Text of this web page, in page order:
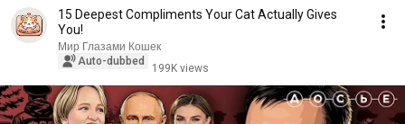
15 Deepest Compliments Your Cat Actually Gives
You!
Мир Глазами Кошек
Auto-dubbed
199K views